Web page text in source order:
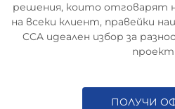
решения, които отговарят
на всеки клиент, правейки
CCA идеален избор за
ПОЛУЧИ